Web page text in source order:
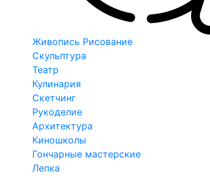
Живопись Рисование
Скульптура
Театр
Кулинария
Скетчинг
Рукоделие
Архитектура
Киношколы
Гончарные мастерские
Лепка